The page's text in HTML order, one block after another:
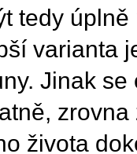
tedy
varianta
Jinak
života